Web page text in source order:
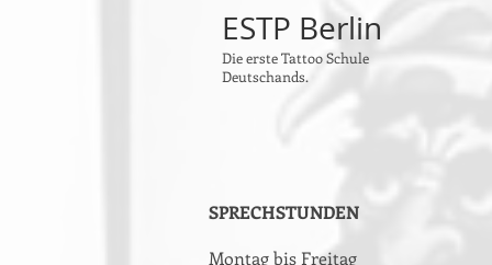
ESTP Berlin
Die erste Tattoo Schule
Deutschands.
SPRECHSTUNDEN
Montag bis Freitag